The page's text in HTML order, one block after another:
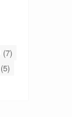
(7)
(5)